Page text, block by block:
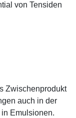
von Tensiden
Zwischenprodukt
auch in der
Emulsionen.